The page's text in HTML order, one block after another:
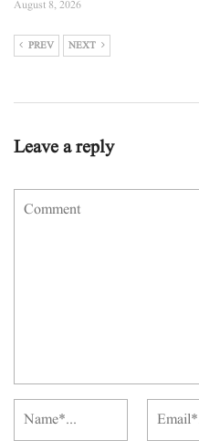
August 8, 2026
PREV NEXT
Leave a reply